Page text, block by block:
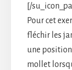
[/
Pour cet
fléchir les
une
mollet